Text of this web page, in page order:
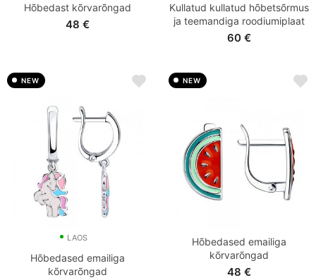
Hõbedast kõrvarõngad
48 €
Kullatud kullatud hõbetsõrmus
ja teemandiga roodiumiplaat
60 €
NEW
LAOS
Hõbedased emailiga
kõrvarõngad
NEW
Hõbedased emailiga
kõrvarõngad
48 €